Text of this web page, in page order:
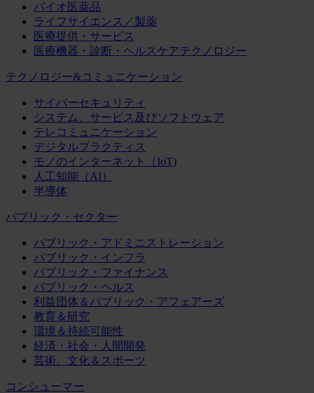
バイオ医薬品
ライフサイエンス／製薬
医療提供・サービス
医療機器・診断・ヘルスケアテクノロジー
テクノロジー&コミュニケーション
サイバーセキュリティ
システム、サービス及びソフトウェア
テレコミュニケーション
デジタルプラクティス
モノのインターネット（IoT)
人工知能（AI）
半導体
パブリック・セクター
パブリック・アドミニストレーション
パブリック・インフラ
パブリック・ファイナンス
パブリック・ヘルス
利益団体＆パブリック・アフェアーズ
教育＆研究
環境＆持続可能性
経済・社会・人間開発
芸術、文化＆スポーツ
コンシューマー